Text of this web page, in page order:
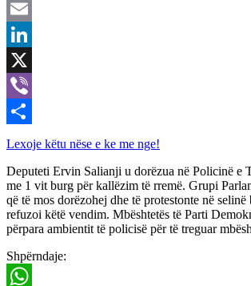
Twitter
Email
LinkedIn
X
Viber
Share
Lexoje këtu nëse e ke me nge!
Deputeti Ervin Salianji u dorëzua në Policinë e
me 1 vit burg për kallëzim të rremë. Grupi
që të mos dorëzohej dhe të protestonte në
refuzoi këtë vendim. Mbështetës të Parti
përpara ambientit të policisë për të treguar
Shpërndaje: